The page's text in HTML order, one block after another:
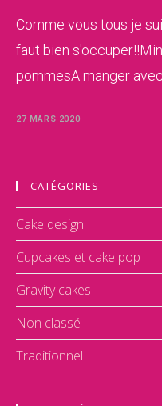
Comme vous tous je
faut bien
pommesA manger
27 MARS 2020
CATÉGORIES
Cake design
Cupcakes et cake pop
Gravity cakes
Non classé
Traditionnel